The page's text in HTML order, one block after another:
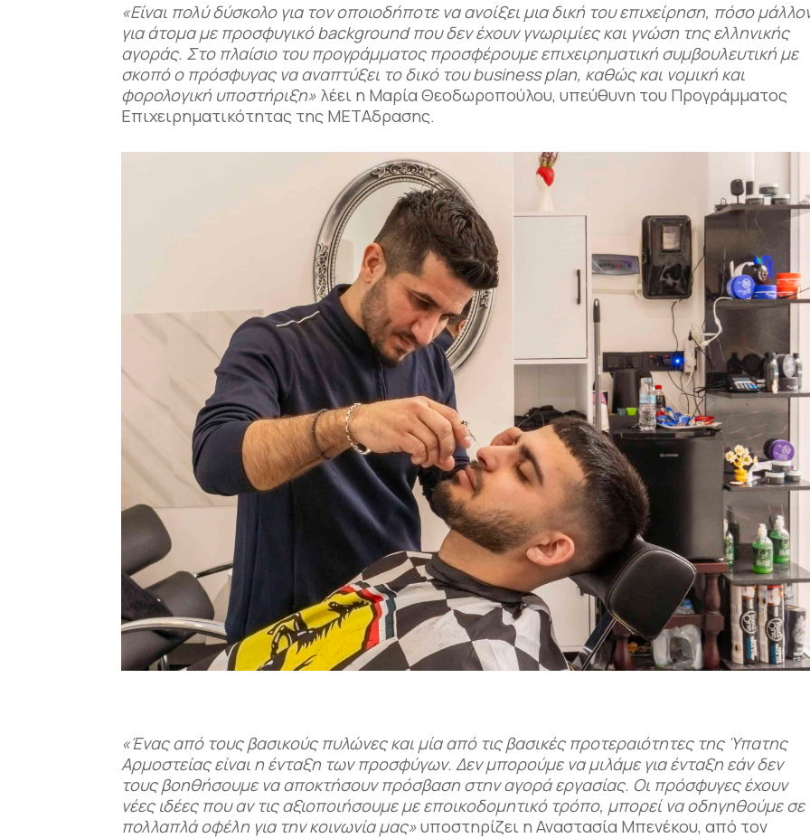
«Είναι πολύ δύσκολο για τον οποιοδήποτε να ανοίξει μια δική του επιχείρηση, πόσο
για άτομα με προσφυγικόbackgroundπου δεν έχουν γνωριμίες και γνώση της ελληνικής
αγοράς. Στο πλαίσιο του προγράμματος προσφέρουμε επιχειρηματική συμβουλευτική με
σκοπό ο πρόσφυγας να αναπτύξει το δικό τουbusinessplan, καθώς και νομική και
φορολογική υποστήριξη» λέει η Μαρία Θεοδωροπούλου, υπεύθυνη του Προγράμματος
Επιχειρηματικότητας της ΜΕΤΑδρασης.
«Ένας από τους βασικούς πυλώνες και μία από τις βασικές προτεραιότητες της Ύπατης
Αρμοστείας είναι η ένταξη των προσφύγων. Δεν μπορούμε να μιλάμε για ένταξη εάν δεν
τους βοηθήσουμε να αποκτήσουν πρόσβαση στην αγορά εργασίας. Οι πρόσφυγες έχουν
νέες ιδέες που αν τις αξιοποιήσουμε με εποικοδομητικό τρόπο, μπορεί να οδηγηθούμε σε
πολλαπλά οφέλη για την κοινωνία μας»υποστηρίζει η Αναστασία Μπενέκου, από τον